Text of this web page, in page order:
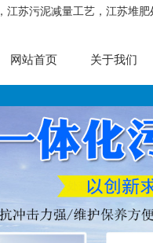
，江苏污泥减量工艺，江苏堆
网站首页 关于我们